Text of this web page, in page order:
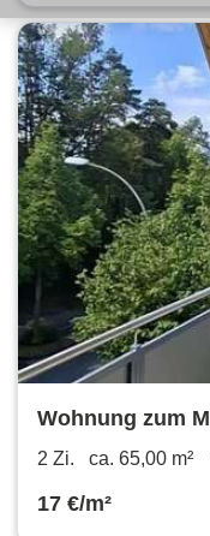
Wohnung zum
m²
2 Zi. ca. 65,00 m²
17 €/m²